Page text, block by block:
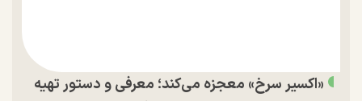
«اکسیر سرخ» معجزه می‌کند؛ معرفی و دستور تهیه